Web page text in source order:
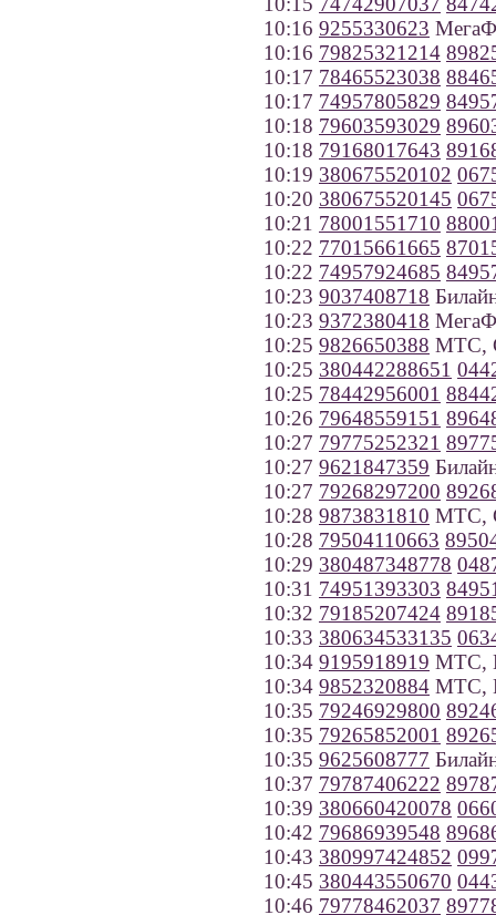
10:16 9255330623
10:16 79825321214
10:17 78465523038
10:17 74957805829
10:18 79603593029
10:18 79168017643
10:19 380675520102
10:20 380675520145
10:21 78001551710
10:22 77015661665
10:22 74957924685
10:23 9037408718
10:23 9372380418
10:25 9826650388 МТС,
10:25 380442288651
10:25 78442956001
10:26 79648559151
10:27 79775252321
10:27 9621847359
10:27 79268297200
10:28 9873831810 МТС,
10:28 79504110663
10:29 380487348778
10:31 74951393303
10:32 79185207424
10:33 380634533135
10:34 9195918919 МТС,
10:34 9852320884 МТС,
10:35 79246929800
10:35 79265852001
10:35 9625608777
10:37 79787406222
10:39 380660420078
10:42 79686939548
10:43 380997424852
10:45 380443550670
10:46 79778462037